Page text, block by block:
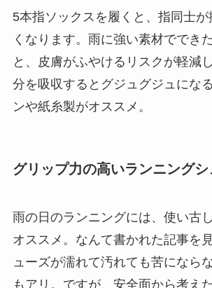
5本指ソックスを履くと、指同士
くなります。雨に強い素材ででき
と、皮膚がふやけるリスクが軽減
分を吸収するとグジュグジュにな
ンや紙糸製がオススメ。
グリップ力の高いランニングシ
雨の日のランニングには、使い古
オススメ。なんて書かれた記事を
ューズが濡れて汚れても苦になら
もアリ。ですが、安全面から考え